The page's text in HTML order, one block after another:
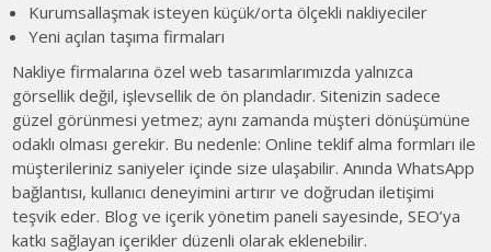
Kurumsallaşmak isteyen küçük/orta ölçekli nakliyeciler
Yeni açılan taşıma firmaları
Nakliye firmalarına özel web tasarımlarımızda yalnızca
görsellik değil, işlevsellik de ön plandadır. Sitenizin sadece
güzel görünmesi yetmez; aynı zamanda müşteri dönüşümüne
odaklı olması gerekir. Bu nedenle: Online teklif alma formları ile
müşterileriniz saniyeler içinde size ulaşabilir. Anında WhatsApp
bağlantısı, kullanıcı deneyimini artırır ve doğrudan iletişimi
teşvik eder. Blog ve içerik yönetim paneli sayesinde, SEO’ya
katkı sağlayan içerikler düzenli olarak eklenebilir.